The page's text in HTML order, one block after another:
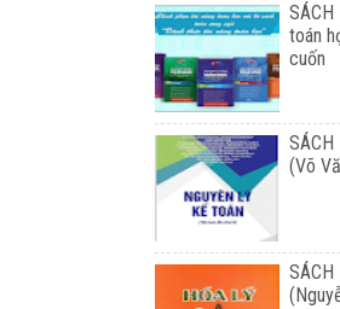
toán
cuốn
(Võ
SÁCH